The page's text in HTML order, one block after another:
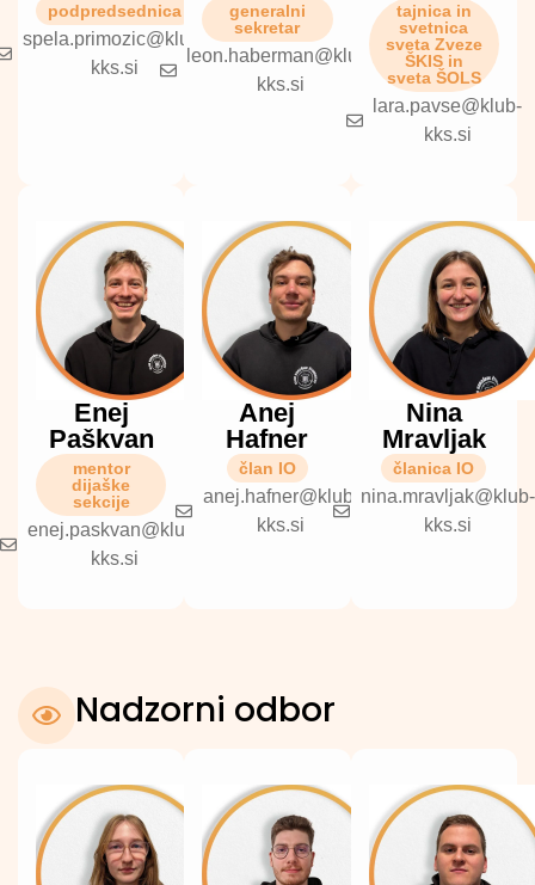
podpredsednica
spela.primozic@klub-
kks.si
generalni
sekretar
leon.haberman@klub-
kks.si
tajnica in
svetnica
sveta Zveze
ŠKIS in
sveta ŠOLS
lara.pavse@klub-
kks.si
Enej
Paškvan
mentor
dijaške
sekcije
enej.paskvan@klub-
kks.si
Anej
Hafner
član IO
anej.hafner@klub-
kks.si
Nina
Mravljak
članica IO
nina.mravljak@klub-
kks.si
Nadzorni odbor